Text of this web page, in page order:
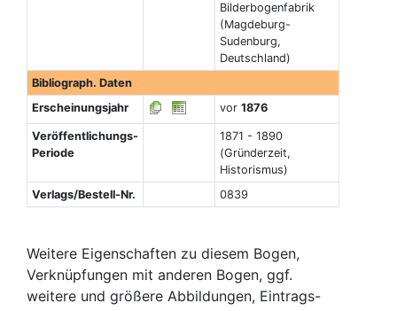
Bilderbogenfabrik
(Magdeburg-
Sudenburg,
Deutschland)
Bibliograph. Daten
Erscheinungsjahr
vor 1876
Veröffentlichungs-
Periode
1871 - 1890
(Gründerzeit,
Historismus)
Verlags/Bestell-Nr.
0839
Weitere Eigenschaften zu diesem Bogen,
Verknüpfungen mit anderen Bogen, ggf.
weitere und größere Abbildungen, Eintrags-